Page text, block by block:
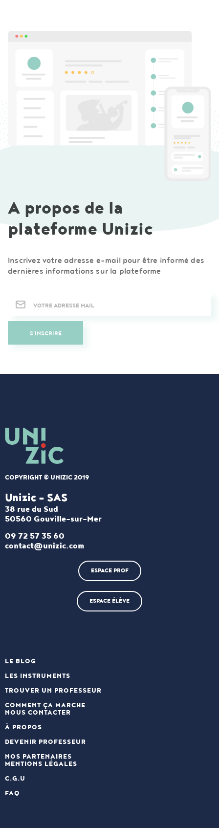
A propos de la
plateforme Unizic
Inscrivez votre adresse e-mail pour être informé des
dernières informations sur la plateforme
S'INSCRIRE
COPYRIGHT © UNIZIC 2019
Unizic - SAS​
38 rue du Sud
50560 Gouville-sur-Mer
09 72 57 35 60
contact@unizic.com
ESPACE PROF
ESPACE ÉLÈVE
LE BLOG
LES INSTRUMENTS
TROUVER UN PROFESSEUR
COMMENT ÇA MARCHE
NOUS CONTACTER
À PROPOS
DEVENIR PROFESSEUR
NOS PARTENAIRES
MENTIONS LÉGALES
C.G.U
FAQ